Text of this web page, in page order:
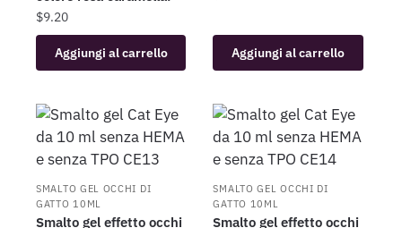
$9.20
Aggiungi al carrello Aggiungi al carrello
SMALTO GEL OCCHI DI
GATTO 10ML
Smalto gel effetto occhi
SMALTO GEL OCCHI DI
GATTO 10ML
Smalto gel effetto occhi